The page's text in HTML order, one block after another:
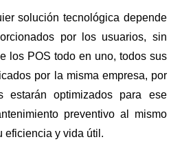
solución tecnológica depende
por los usuarios, sin
los POS todo en uno, todos sus
por la misma empresa, por
estarán optimizados para ese
preventivo al mismo
eficiencia y vida útil.